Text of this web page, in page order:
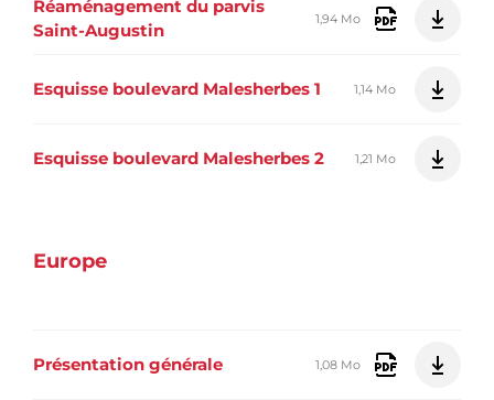
Réaménagement du parvis
Saint-Augustin
1,94 Mo
Esquisse boulevard Malesherbes 1 1,14 Mo
Esquisse boulevard Malesherbes 2 1,21 Mo
Europe
Présentation générale 1,08 Mo